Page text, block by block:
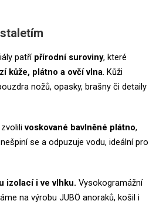
patří přírodní suroviny, které
kůže, plátno a ovčí vlna. Kůži
nožů, opasky, brašny či detaily
voskované bavlněné plátno,
se a odpuzuje vodu, ideální pro
izolací i ve vlhku. Vysokogramážní
na výrobu JUBÖ anoraků, košil i